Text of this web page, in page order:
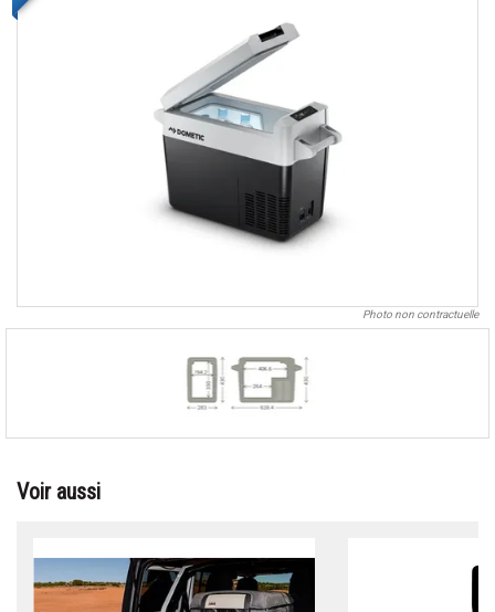
Photo non contractuelle
Voir aussi